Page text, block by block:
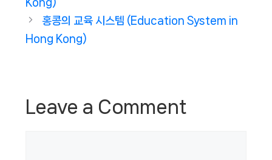
Kong)
홍콩의 교육 시스템 (Education System in
Hong Kong)
Leave a Comment